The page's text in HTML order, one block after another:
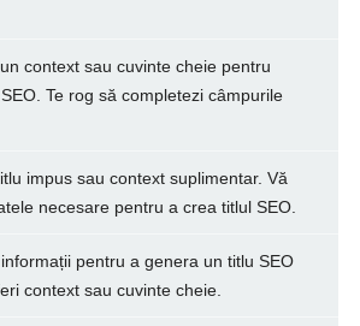
context sau cuvinte cheie pentru
Te rog să completezi câmpurile
impus sau context suplimentar. Vă
necesare pentru a crea titlul SEO.
pentru a genera un titlu SEO
context sau cuvinte cheie.